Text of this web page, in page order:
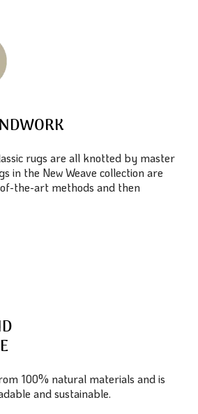
rugs are all knotted by master
in the New Weave collection are
the-art methods and then
100% natural materials and is
and sustainable.